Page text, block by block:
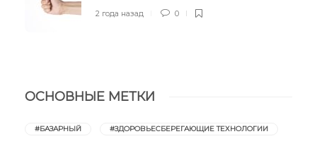
2 года назад 0
ОСНОВНЫЕ МЕТКИ
#БАЗАРНЫЙ #ЗДОРОВЬЕСБЕРЕГАЮЩИЕ ТЕХНОЛОГИИ